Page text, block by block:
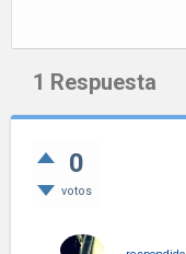
1 Respuesta
0
votos